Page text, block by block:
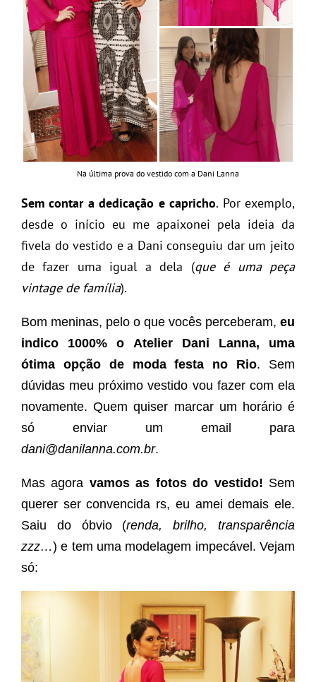
Na última prova do vestido com a Dani Lanna
Sem contar a dedicação e capricho. Por exemplo,
desde o início eu me apaixonei pela ideia da
fivela do vestido e a Dani conseguiu dar um jeito
de fazer uma igual a dela (que é uma peça
vintage de família).
Bom meninas, pelo o que vocês perceberam, eu
indico 1000% o Atelier Dani Lanna, uma
ótima opção de moda festa no Rio. Sem
dúvidas meu próximo vestido vou fazer com ela
novamente. Quem quiser marcar um horário é
só enviar um email para
dani@danilanna.com.br.
Mas agora vamos as fotos do vestido! Sem
querer ser convencida rs, eu amei demais ele.
Saiu do óbvio (renda, brilho, transparência
zzz…) e tem uma modelagem impecável. Vejam
só: